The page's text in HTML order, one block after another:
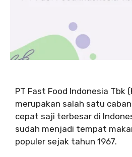
PT Fast Food Indonesia Tbk
merupakan salah satu
cepat saji terbesar di
sudah menjadi tempat
populer sejak tahun 1967.